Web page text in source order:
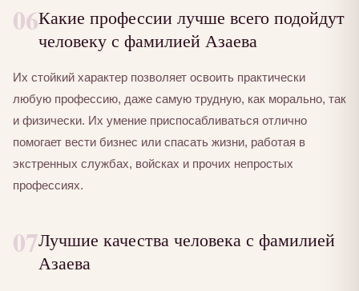
06Какие профессии лучше всего подойдут
человеку с фамилией Азаева
Их стойкий характер позволяет освоить практически
любую профессию, даже самую трудную, как морально, так
и физически. Их умение приспосабливаться отлично
помогает вести бизнес или спасать жизни, работая в
экстренных службах, войсках и прочих непростых
профессиях.
07Лучшие качества человека с фамилией
Азаева